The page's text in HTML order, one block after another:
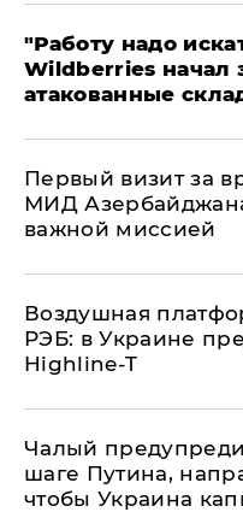
"Работу надо
Wildberries начал
атакованные
Первый визит за
МИД
важной миссией
Воздушная
РЭБ: в Украине
Highline-T
Чалый
шаге Путина,
чтобы Украина